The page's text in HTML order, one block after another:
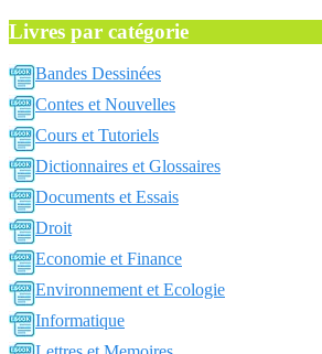
Livres par catégorie
Bandes Dessinées
Contes et Nouvelles
Cours et Tutoriels
Dictionnaires et Glossaires
Documents et Essais
Droit
Economie et Finance
Environnement et Ecologie
Informatique